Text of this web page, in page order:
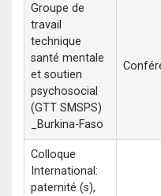
Groupe de
travail
technique
santé mentale
et soutien
psychosocial
(GTT SMSPS)
_Burkina-Faso
Colloque
International:
paternité (s),